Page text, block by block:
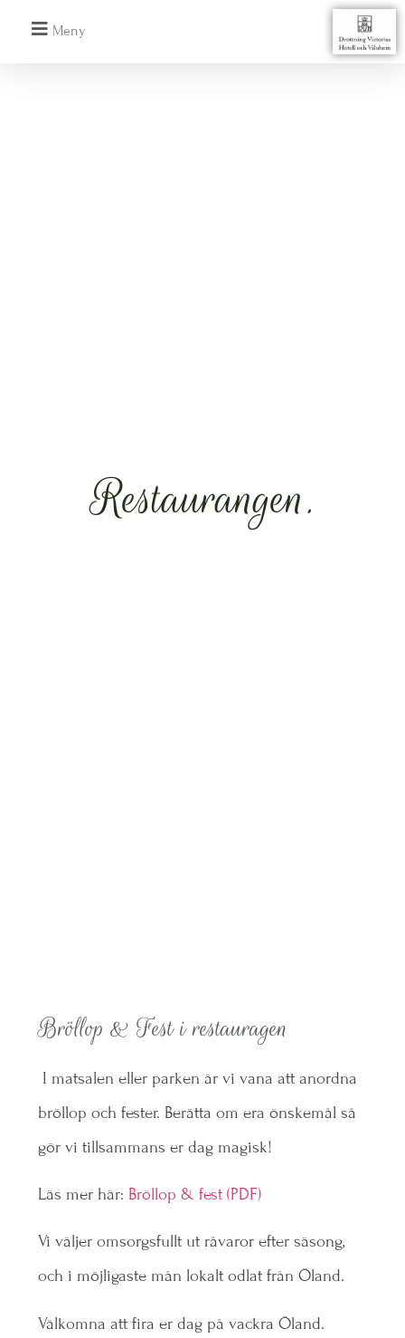
Restaurangen.
Bröllop & Fest i restauragen
I matsalen eller parken är vi vana att anordna
bröllop och fester. Berätta om era önskemål så
gör vi tillsammans er dag magisk!
Läs mer här: Bröllop & fest (PDF)
Vi väljer omsorgsfullt ut råvaror efter säsong,
och i möjligaste mån lokalt odlat från Öland.
Välkomna att fira er dag på vackra Öland.